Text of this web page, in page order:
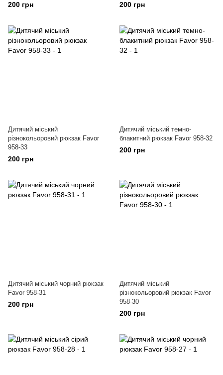
200 грн 200 грн
Дитячий міський
різнокольоровий рюкзак Favor
958-33
200 грн
Дитячий міський темно-
блакитний рюкзак Favor 958-32
200 грн
Дитячий міський чорний рюкзак
Favor 958-31
200 грн
Дитячий міський
різнокольоровий рюкзак Favor
958-30
200 грн